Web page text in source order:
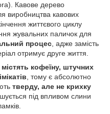
Кавове дерево
виробництва кавових
життєвого циклу
жувальних паличок для
процес, адже замість
отримує друге життя.
містять кофеїну, штучних
, тому є абсолютно
тверду, але не крихку
під впливом слини